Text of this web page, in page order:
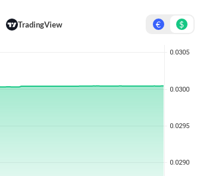
TradingView € $